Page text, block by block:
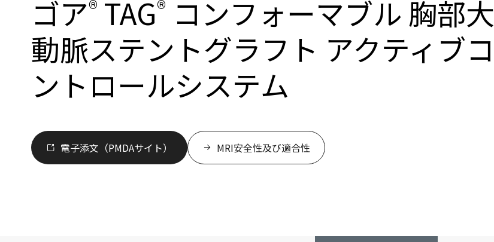
ゴア® TAG® コンフォーマブル 胸部大
動脈ステントグラフト アクティブコ
ントロールシステム
電子添文（PMDAサイト） MRI安全性及び適合性